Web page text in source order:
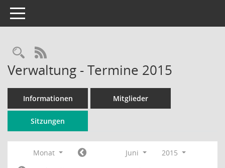
Toggle navigation
Rechercheauswahl
RSS-Feed
Verwaltung - Termine 2015
Informationen Mitglieder
Sitzungen
Monat Juni
2015